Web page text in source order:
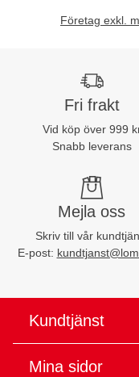
Företag exkl.
Fri frakt
Vid köp över 999
Snabb leverans
Mejla oss
Skriv till vår
E-post:
Kundtjänst
Mina sidor